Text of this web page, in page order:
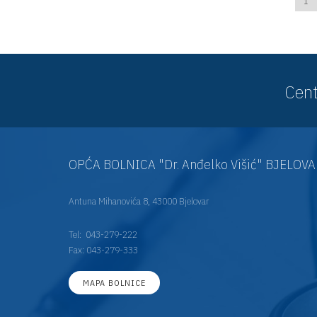
OPĆA BOLNICA "Dr. Anđelko Višić"
Antuna Mihanovića 8, 43000 Bjelovar
Tel: 043-279-222
Fax: 043-279-333
MAPA BOLNICE